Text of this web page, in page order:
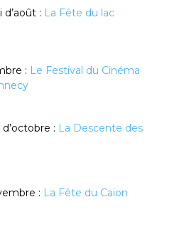
d’août : La Fête du lac
: Le Festival du Cinéma
: La Descente des
: La Fête du Caïon